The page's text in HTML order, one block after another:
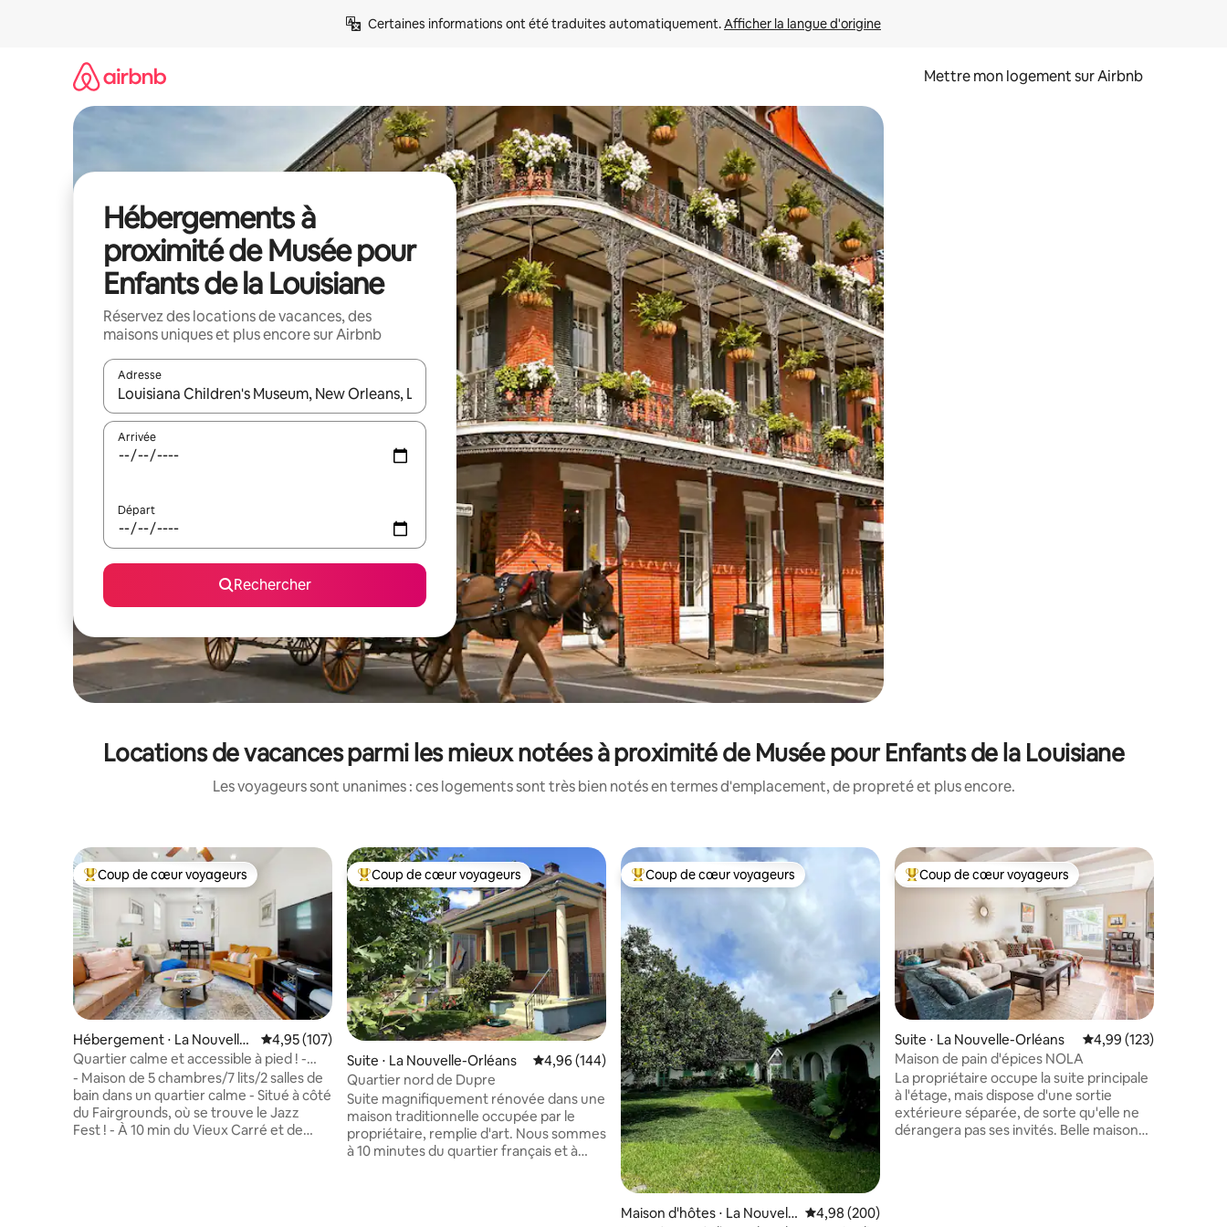
Certaines informations ont été traduites automatiquement. Afficher la langue d'origine
Mettre mon logement sur Airbnb
Hébergements à
proximité de Musée pour
Enfants de la Louisiane
Réservez des locations de vacances, des
maisons uniques et plus encore sur Airbnb
Adresse
Lorsque les résultats s'affichent, utilisez les flèches vers le haut et vers le bas pour les parcourir ou en appuyant et en faisant glisser.
Arrivée
Départ
Rechercher
Locations de vacances parmi les mieux notées à proximité de Musée pour Enfants de la Louisiane
Les voyageurs sont unanimes : ces logements sont très bien notés en termes d'emplacement, de propreté et plus encore.
Coups de cœur voyageurs les plus appréciés
Coup de cœur voyageurs
Hébergement ⋅ La Nouvelle-
Orléans
Évaluation moyenne sur la base de 107 commentaires : 4,95 sur 5
4,95 (107)
Quartier calme et accessible à pied ! -
10 min de FQ/DT
- Maison de 5 chambres/7 lits/2 salles de
bain dans un quartier calme - Situé à côté
du Fairgrounds, où se trouve le Jazz
Fest ! - À 10 min du Vieux Carré et de
Coups de cœur voyageurs les plus appréciés
Coup de cœur voyageurs
Suite ⋅ La Nouvelle-Orléans Évaluation moyenne sur la base de 144 commentaires : 4,96 sur 5
4,96 (144)
Quartier nord de Dupre
Suite magnifiquement rénovée dans une
maison traditionnelle occupée par le
propriétaire, remplie d'art. Nous sommes
à 10 minutes du quartier français et à
Coups de cœur voyageurs les plus appréciés
Coup de cœur voyageurs
Maison d'hôtes ⋅ La Nouvell
Évaluation moyenne sur la base de 200 commentaires : 4,98 sur 5
4,98 (200)
Coups de cœur voyageurs les plus appréciés
Coup de cœur voyageurs
Suite ⋅ La Nouvelle-Orléans Évaluation moyenne
4,99 (123)
Maison de pain d'épices NOLA
La propriétaire occupe la suite principale
à l'étage, mais dispose d'une sortie
extérieure séparée, de sorte qu'elle ne
dérangera pas ses invités. Belle maison